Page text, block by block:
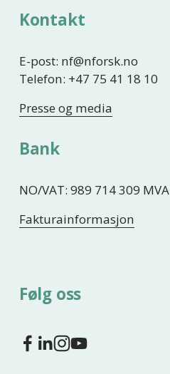
Kontakt
E-post: nf@nforsk.no
Telefon: +47 75 41 18 10
Presse og media
Bank
NO/VAT: 989 714 309 MVA
Fakturainformasjon
Følg oss